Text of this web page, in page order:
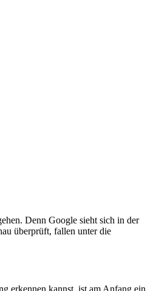
Denn Google sieht sich in der
überprüft, fallen unter die